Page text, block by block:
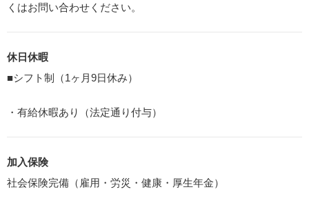
くはお問い合わせください。
休日休暇
■シフト制（1ヶ月9日休み）
・有給休暇あり（法定通り付与）
加入保険
社会保険完備（雇用・労災・健康・厚生年金）